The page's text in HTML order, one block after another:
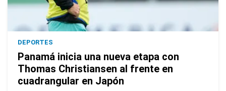
DEPORTES
Panamá inicia una nueva etapa con
Thomas Christiansen al frente en
cuadrangular en Japón